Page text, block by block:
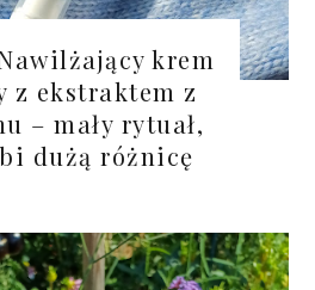
krem
z ekstraktem z
– mały rytuał,
dużą różnicę